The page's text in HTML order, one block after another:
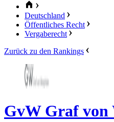
Deutschland
Öffentliches Recht
Vergaberecht
Zurück zu den Rankings
GvW Graf von